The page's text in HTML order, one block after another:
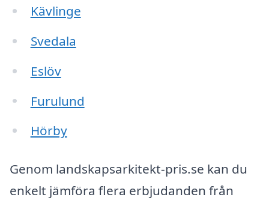
Kävlinge
Svedala
Eslöv
Furulund
Hörby
Genom landskapsarkitekt-pris.se kan du
enkelt jämföra flera erbjudanden från